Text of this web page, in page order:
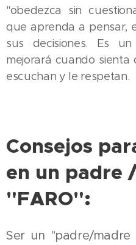
"obedezca sin
que aprenda a pensar,
sus decisiones. Es
mejorará cuando
escuchan y le respetan.
Consejos
en un padre
"FARO":
Ser un "padre/